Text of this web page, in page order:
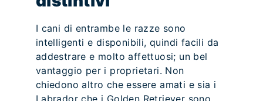
I cani di entrambe le razze sono
intelligenti e disponibili, quindi facili da
addestrare e molto affettuosi; un bel
vantaggio per i proprietari. Non
chiedono altro che essere amati e sia i